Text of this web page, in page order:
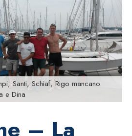
Santi, Schiaf, Rigo mancano
e Dina
– La